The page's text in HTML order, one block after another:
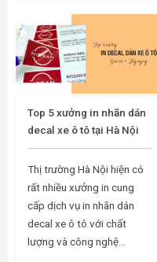
Top 5 xưởng in nhãn dán
decal xe ô tô tại Hà Nội
Thị trường Hà Nội hiện có
rất nhiều xưởng in cung
cấp dịch vụ in nhãn dán
decal xe ô tô với chất
lượng và công nghệ...